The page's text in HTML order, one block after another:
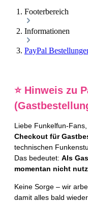
Footerbereich
Informationen
PayPal
⭐ Hinweis zu
Liebe Funkelfun-
Checkout für
technischen
Das bedeutet: Als
momentan nicht
Keine Sorge – wir
damit alles bald